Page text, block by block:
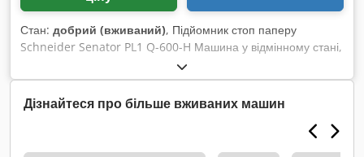
Стан: добрий (вживаний), Підйомник стоп паперу
Schneider Senator PL1 Q-600-H Машина у відмінному стані,
практично нова. Гідравлічний привід, сучасний гідравлічний
блок. Живлення: 400В. Dodpozc Rwwofx Aayekr
Автоматичні та ручні цикли підйому, швидка робота.
Вантажопідйомність: 600 кг. Розміри палети/аркуша: 760 x
Дізнайтеся про більше вживаних машин